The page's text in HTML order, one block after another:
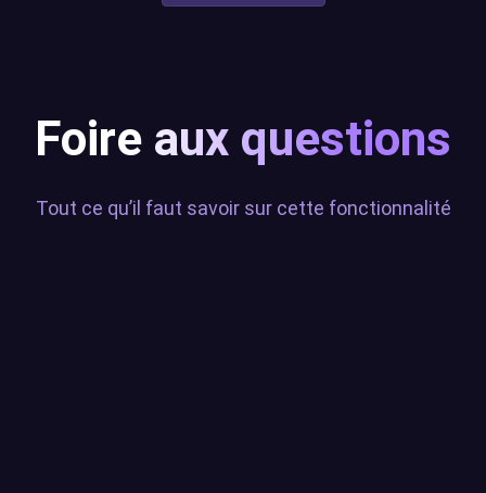
Foire aux questions
Tout ce qu’il faut savoir sur cette fonctionnalité